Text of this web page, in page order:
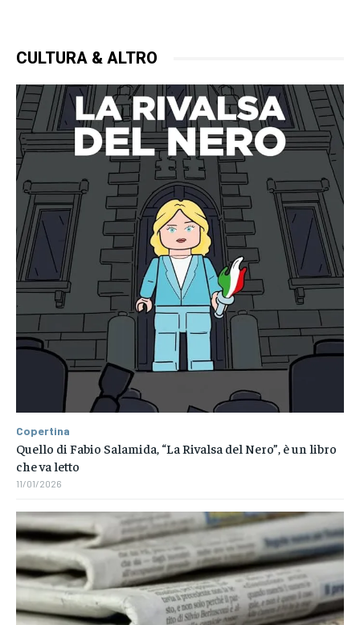
CULTURA & ALTRO
Copertina
Quello di Fabio Salamida, “La Rivalsa del Nero”, è un libro
che va letto
11/01/2026